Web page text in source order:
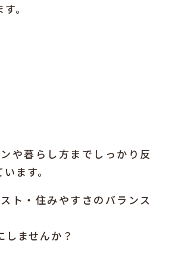
。
や暮らし方までしっかり反
ます。
ト・住みやすさのバランス
ませんか？